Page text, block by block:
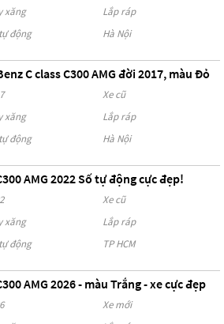
xăng
Lắp ráp
động
Hà Nội
C class C300 AMG đời 2017, màu Đỏ
Xe cũ
xăng
Lắp ráp
động
Hà Nội
AMG 2022 Số tự động cực đẹp!
Xe cũ
xăng
Lắp ráp
động
TP HCM
AMG 2026 - màu Trắng - xe cực đẹp
Xe mới